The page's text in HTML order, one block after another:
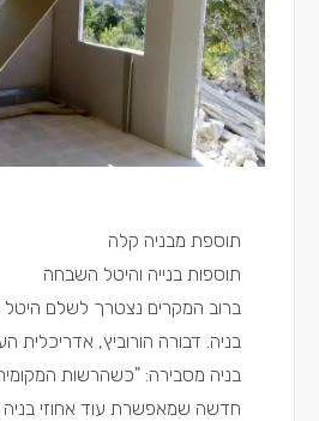
תוספת מבניה קלה
תוספות בנייה והיטל השבחה
ברוב המקרים נצטרך לשלם
בניה. דבורה הורוביץ, אדריכלית
בניה מסבירה: "כשהרשות
חדשה שמאפשרת עוד אחוזי